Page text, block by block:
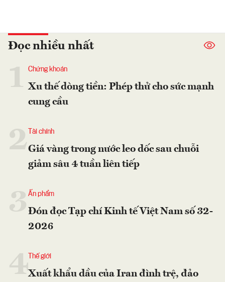
Đọc nhiều nhất
Chứng khoán
Xu thế dòng tiền: Phép thử cho sức mạnh
cung cầu
2 Tài chính
Giá vàng trong nước leo dốc sau chuỗi
giảm sâu 4 tuần liên tiếp
Ấn phẩm
Đón đọc Tạp chí Kinh tế Việt Nam số 32-
2026
4 Thế giới
Xuất khẩu dầu của Iran đình trệ, đảo